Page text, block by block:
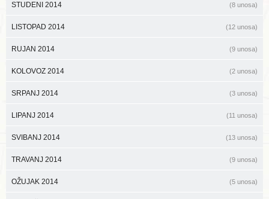
STUDENI 2014 (8 unosa)
LISTOPAD 2014 (12 unosa)
RUJAN 2014 (9 unosa)
KOLOVOZ 2014 (2 unosa)
SRPANJ 2014 (3 unosa)
LIPANJ 2014 (11 unosa)
SVIBANJ 2014 (13 unosa)
TRAVANJ 2014 (9 unosa)
OŽUJAK 2014 (5 unosa)